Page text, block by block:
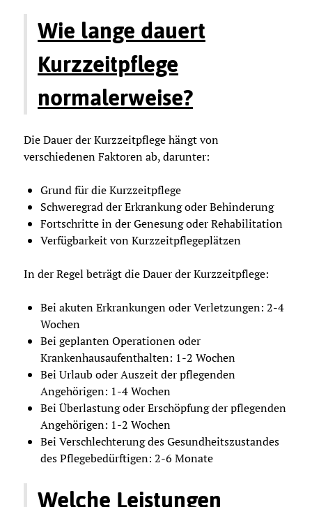
Wie lange dauert
Kurzzeitpflege
normalerweise?
Die Dauer der Kurzzeitpflege hängt von
verschiedenen Faktoren ab, darunter:
Grund für die Kurzzeitpflege
Schweregrad der Erkrankung oder Behinderung
Fortschritte in der Genesung oder Rehabilitation
Verfügbarkeit von Kurzzeitpflegeplätzen
In der Regel beträgt die Dauer der Kurzzeitpflege:
Bei akuten Erkrankungen oder Verletzungen: 2-4
Wochen
Bei geplanten Operationen oder
Krankenhausaufenthalten: 1-2 Wochen
Bei Urlaub oder Auszeit der pflegenden
Angehörigen: 1-4 Wochen
Bei Überlastung oder Erschöpfung der pflegenden
Angehörigen: 1-2 Wochen
Bei Verschlechterung des Gesundheitszustandes
des Pflegebedürftigen: 2-6 Monate
Welche Leistungen